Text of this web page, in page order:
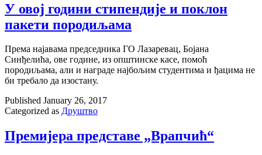
У овој години стипендије и поклон
пакети породиљама
Према најавама председника ГО Лазаревац, Бојана
Синђелића, ове године, из општинске касе, помоћ
породиљама, али и награде најбољим студентима и ђацима не
би требало да изостану.
Published January 26, 2017
Categorized as Друштво
Премијера представе „Врапчић“